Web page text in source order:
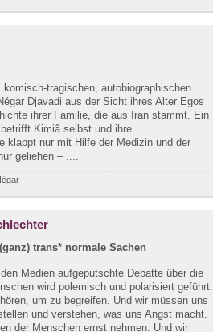
komisch-tragischen, autobiographischen
Djavadi aus der Sicht ihres Alter Egos
ihrer Familie, die aus Iran stammt. Ein
Kimiâ selbst und ihre
klappt nur mit Hilfe der Medizin und der
geliehen – ....
trans* normale Sachen
Medien aufgeputschte Debatte über die
wird polemisch und polarisiert geführt.
um zu begreifen. Und wir müssen uns
und verstehen, was uns Angst macht.
der Menschen ernst nehmen. Und wir